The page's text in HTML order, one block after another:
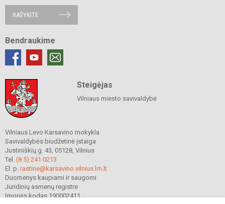
RAŠYKITE
Bendraukime
Steigėjas
Vilniaus miesto savivaldybė
Vilniaus Levo Karsavino mokykla
Savivaldybės biudžetinė įstaiga
Justiniškių g. 43, 05128, Vilnius
Tel. (8 5) 241 0213
El. p. rastine@karsavino.vilnius.lm.lt
Duomenys kaupiami ir saugomi
Juridinių asmenų registre
Įmonės kodas 190002411